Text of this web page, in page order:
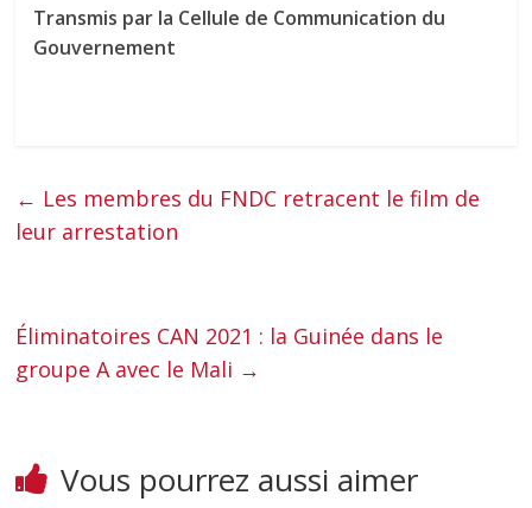
Transmis par la Cellule de Communication du
Gouvernement
← Les membres du FNDC retracent le film de
leur arrestation
Éliminatoires CAN 2021 : la Guinée dans le
groupe A avec le Mali →
Vous pourrez aussi aimer